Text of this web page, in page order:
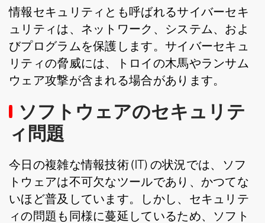
情報セキュリティとも呼ばれるサイバーセキ
ュリティは、ネットワーク、システム、およ
びプログラムを保護します。サイバーセキュ
リティの脅威には、トロイの木馬やランサム
ウェア攻撃が含まれる場合があります。
ソフトウェアのセキュリテ
ィ問題
今日の複雑な情報技術 (IT) の状況では、ソフ
トウェアは不可欠なツールであり、かつてな
いほど普及しています。しかし、セキュリテ
ィの問題も同様に蔓延しているため、ソフト